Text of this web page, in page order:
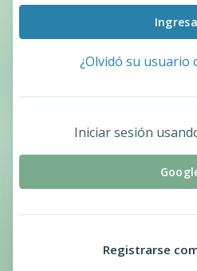
¿Olvidó su usuario
Iniciar sesión
Registrarse